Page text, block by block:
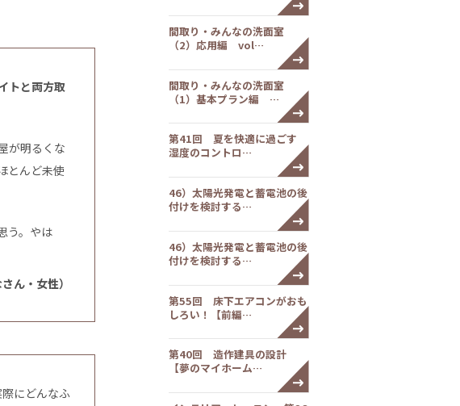
トと両方取
が明るくな
とんど未使
う。やは
ん・女性）
にどんなふ
間取り・みんなの洗面室
（2）応用編 vol…
間取り・みんなの洗面室
（1）基本プラン編 …
第41回 夏を快適に過ごす
湿度のコントロ…
46）太陽光発電と蓄電池の後
付けを検討する…
46）太陽光発電と蓄電池の後
付けを検討する…
第55回 床下エアコンがおも
しろい！【前編…
第40回 造作建具の設計
【夢のマイホーム…